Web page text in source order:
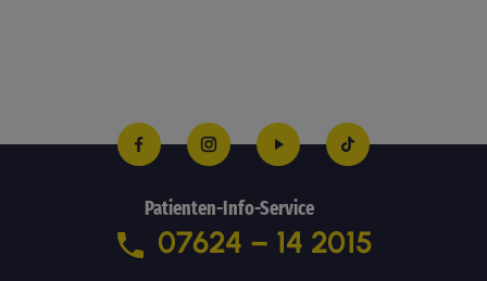
Patienten-Info-Service
07624 – 14 2015